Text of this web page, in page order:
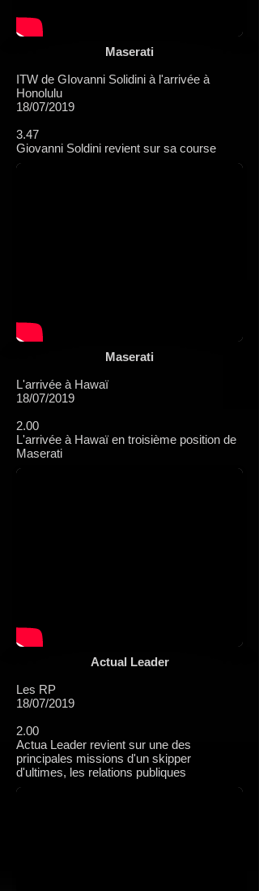
Maserati
ITW de GIovanni Solidini à l'arrivée à
Honolulu
18/07/2019
3.47
Giovanni Soldini revient sur sa course
Maserati
L'arrivée à Hawaï
18/07/2019
2.00
L'arrivée à Hawaï en troisième position de
Maserati
Actual Leader
Les RP
18/07/2019
2.00
Actua Leader revient sur une des
principales missions d'un skipper
d'ultimes, les relations publiques